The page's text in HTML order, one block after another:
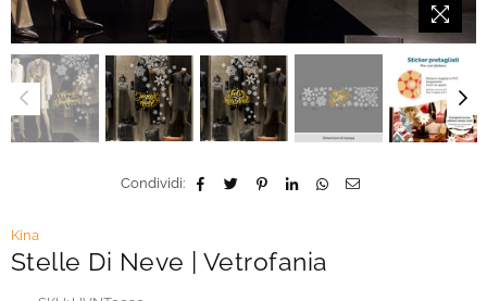
Condividi:
Kina
Stelle Di Neve | Vetrofania